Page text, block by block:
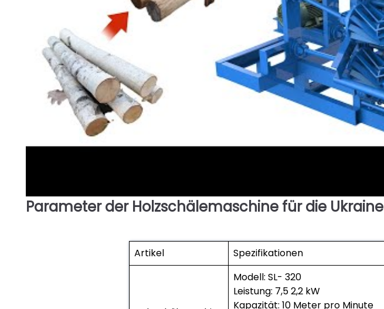
►
Parameter der Holzschälemaschine für die Ukraine
Artikel Spezifikationen
Modell: SL- 320
Leistung: 7,5 2,2 kW
Kapazität: 10 Meter pro Minute